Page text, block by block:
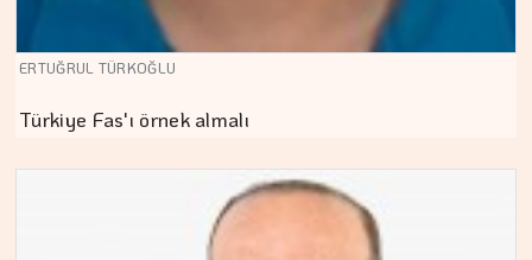
ERTUĞRUL TÜRKOĞLU
Türkiye Fas'ı örnek almalı